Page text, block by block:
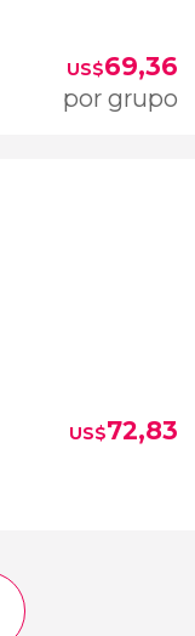
US$69,36
por grupo
US$72,83